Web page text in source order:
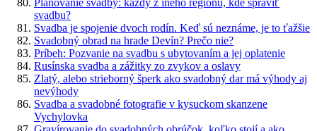
Plánovanie svadby: každý z iného regiónu, kde spraviť
svadbu?
Svadba je spojenie dvoch rodín. Keď sú neznáme, je to ťažšie
Svadobný obrad na hrade Devín? Prečo nie?
Príbeh: Pozvanie na svadbu s ubytovaním a jej oplatenie
Rusínska svadba a zážitky zo zvykov a oslavy
Zlatý, alebo strieborný šperk ako svadobný dar má výhody aj
nevýhody
Svadba a svadobné fotografie v kysuckom skanzene
Vychylovka